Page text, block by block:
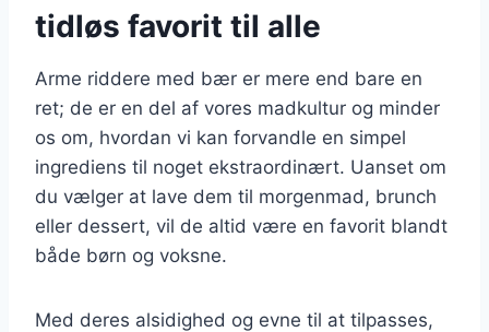
tidløs favorit til alle
Arme riddere med bær er mere end bare en
ret; de er en del af vores madkultur og minder
os om, hvordan vi kan forvandle en simpel
ingrediens til noget ekstraordinært. Uanset om
du vælger at lave dem til morgenmad, brunch
eller dessert, vil de altid være en favorit blandt
både børn og voksne.
Med deres alsidighed og evne til at tilpasses,